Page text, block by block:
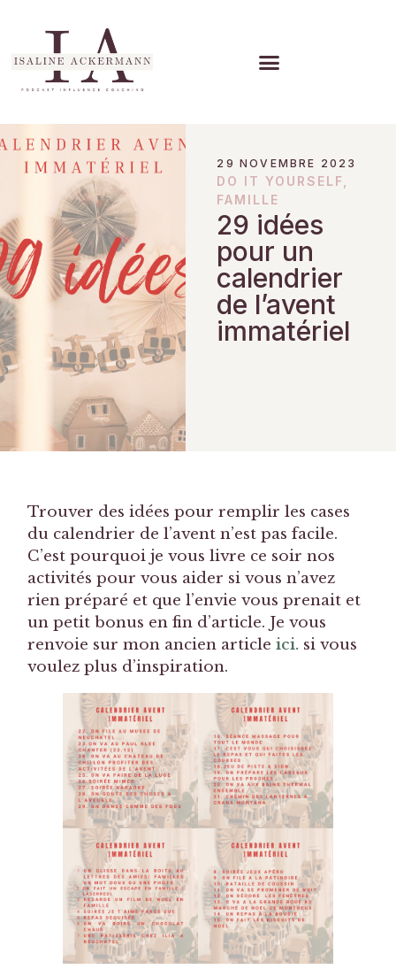
29 NOVEMBRE 2023
DO IT YOURSELF
FAMILLE
29 idées
pour un
calendrier
de l’avent
immatériel
Trouver des idées pour remplir les cases
du calendrier de l’avent n’est pas facile.
C’est pourquoi je vous livre ce soir nos
activités pour vous aider si vous n’avez
rien préparé et que l’envie vous prenait et
un petit bonus en fin d’article. Je vous
renvoie sur mon ancien articleici. si vous
voulez plus d’inspiration.